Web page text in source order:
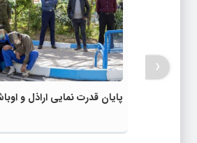
پایان قدرت نمایی اراذل و
‹